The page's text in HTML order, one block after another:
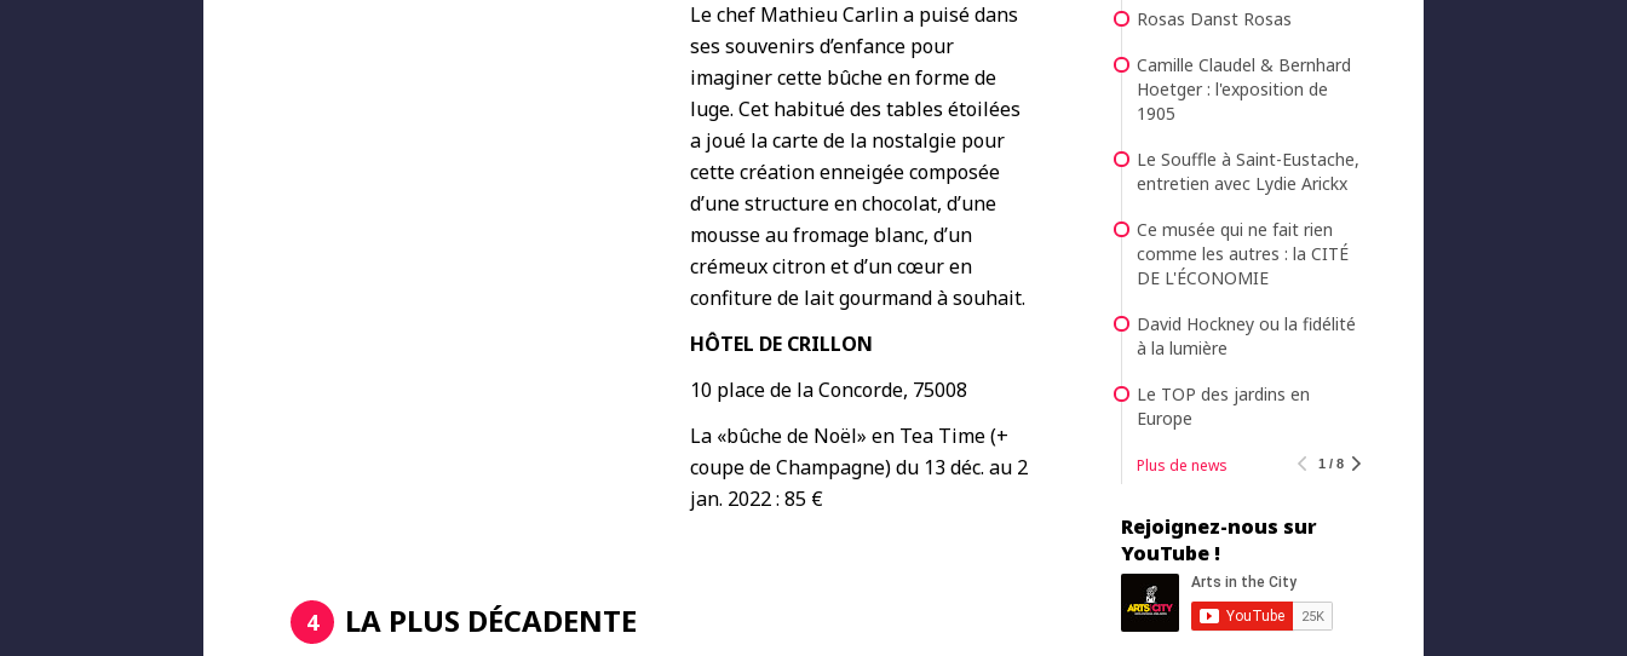
Le chef Mathieu Carlin a puisé dans
ses souvenirs d’enfance pour
imaginer cette bûche en forme de
luge. Cet habitué des tables étoilées
a joué la carte de la nostalgie pour
cette création enneigée composée
d’une structure en chocolat, d’une
mousse au fromage blanc, d’un
crémeux citron et d’un cœur en
confiture de lait gourmand à souhait.
HÔTEL DE CRILLON
10 place de la Concorde, 75008
La «bûche de Noël» en Tea Time (+
coupe de Champagne) du 13 déc. au 2
jan. 2022 : 85 €
4 LA PLUS DÉCADENTE
Rosas Danst Rosas
Camille Claudel & Bernhard
Hoetger : l'exposition de
1905
Le Souffle à Saint-Eustache,
entretien avec Lydie Arickx
Ce musée qui ne fait rien
comme les autres : la CITÉ
DE L'ÉCONOMIE
David Hockney ou la fidélité
à la lumière
Le TOP des jardins en
Europe
Plus de news 1 / 8
Rejoignez-nous sur
YouTube !